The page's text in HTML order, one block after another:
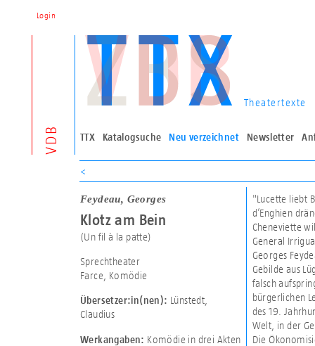
VDB
Theatertexte
TTX Katalogsuche Neu verzeichnet Newsletter
Login
<
Feydeau, Georges
Klotz am Bein
(Un fil à la patte)
Sprechtheater
Farce, Komödie
Übersetzer:in(nen): Lünstedt,
Claudius
Werkangaben: Komödie in drei Akten
"Lucette liebt
d’Enghien
Cheneviette
General
Georges
Gebilde aus
falsch
bürgerlichen
des 19.
Welt, in der
Die